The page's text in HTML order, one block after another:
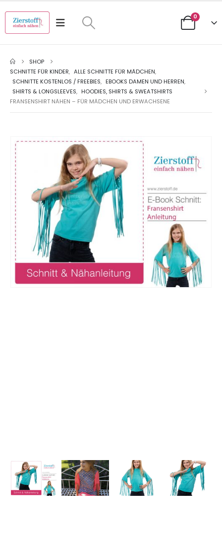
0
SHOP
SCHNITTE FÜR KINDER, ALLE SCHNITTE FÜR MÄDCHEN,
SCHNITTE KOSTENLOS / FREEBIES, EBOOKS DAMEN UND HERREN,
SHIRTS & LONGSLEEVES, HOODIES, SHIRTS & SWEATSHIRTS
FRANSENSHIRT NÄHEN – FÜR MÄDCHEN UND ERWACHSENE